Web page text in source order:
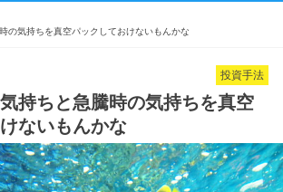
の気持ちを真空パックしておけないもんかな
投資手法
持ちと急騰時の気持ちを真空
ないもんかな